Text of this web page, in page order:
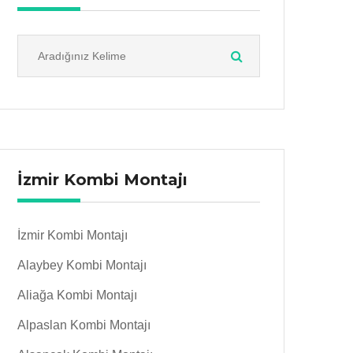
İzmir Kombi Montajı
İzmir Kombi Montajı
Alaybey Kombi Montajı
Aliağa Kombi Montajı
Alpaslan Kombi Montajı